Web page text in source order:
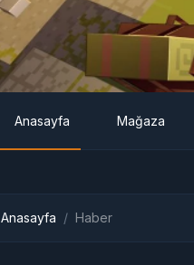
Anasayfa Mağaza
Anasayfa Haber